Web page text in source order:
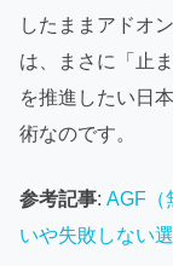
したままアドオ
は、まさに「止
を推進したい日
術なのです。
参考記事: AGF（
いや失敗しない